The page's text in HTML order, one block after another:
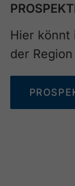
Hier könnt
der